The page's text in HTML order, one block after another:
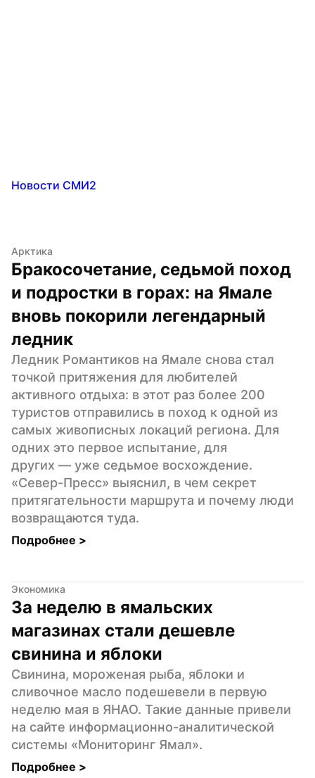
Новости СМИ2
Арктика
Бракосочетание, седьмой поход
и подростки в горах: на Ямале
вновь покорили легендарный
ледник
Ледник Романтиков на Ямале снова стал
точкой притяжения для любителей
активного отдыха: в этот раз более 200
туристов отправились в поход к одной из
самых живописных локаций региона. Для
одних это первое испытание, для
других — уже седьмое восхождение.
«Север-Пресс» выяснил, в чем секрет
притягательности маршрута и почему люди
возвращаются туда.
Подробнее >
Экономика
За неделю в ямальских
магазинах стали дешевле
свинина и яблоки
Свинина, мороженая рыба, яблоки и
сливочное масло подешевели в первую
неделю мая в ЯНАО. Такие данные привели
на сайте информационно-аналитической
системы «Мониторинг Ямал».
Подробнее >